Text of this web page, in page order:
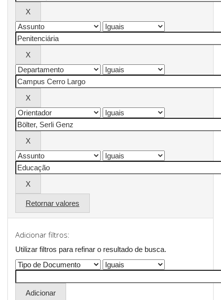
Retornar valores
Adicionar filtros:
Utilizar filtros para refinar o resultado de busca.